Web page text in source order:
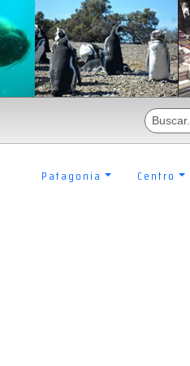
Patagonia Centro